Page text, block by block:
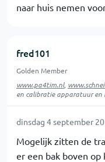
naar huis nemen
fred101
Golden Member
www.pa4tim.nl,
en calibratie apparatuur en
dinsdag 4 september
Mogelijk zitten de
er een bak boven op